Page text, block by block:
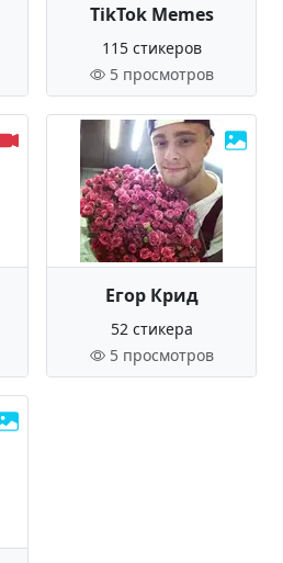
TikTok Memes
115 стикеров
5 просмотров
Егор Крид
52 стикера
5 просмотров